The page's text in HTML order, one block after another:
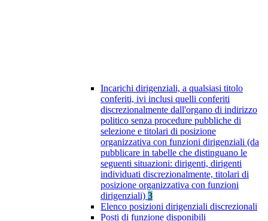
Incarichi dirigenziali, a qualsiasi titolo
conferiti, ivi inclusi quelli conferiti
discrezionalmente dall'organo di indirizzo
politico senza procedure pubbliche di
selezione e titolari di posizione
organizzativa con funzioni dirigenziali (da
pubblicare in tabelle che distinguano le
seguenti situazioni: dirigenti, dirigenti
individuati discrezionalmente, titolari di
posizione organizzativa con funzioni
dirigenziali) 3
Elenco posizioni dirigenziali discrezionali
Posti di funzione disponibili